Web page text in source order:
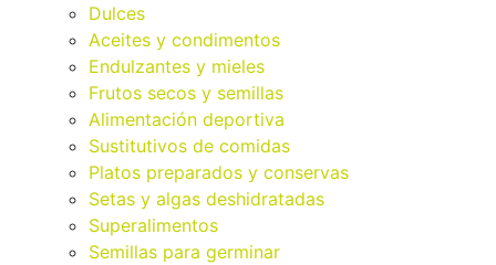
Dulces
Aceites y condimentos
Endulzantes y mieles
Frutos secos y semillas
Alimentación deportiva
Sustitutivos de comidas
Platos preparados y conservas
Setas y algas deshidratadas
Superalimentos
Semillas para germinar